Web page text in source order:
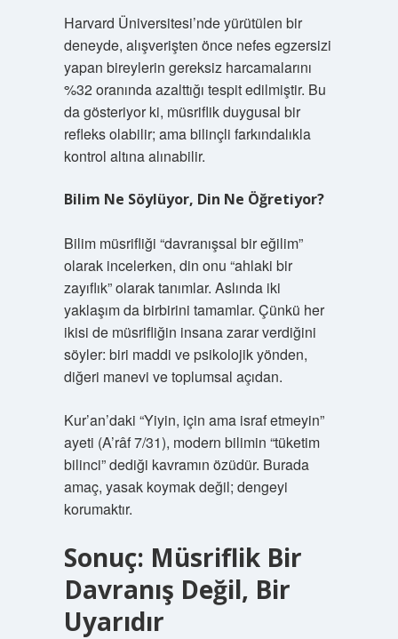
Harvard Üniversitesi’nde yürütülen bir
deneyde, alışverişten önce nefes egzersizi
yapan bireylerin gereksiz harcamalarını
%32 oranında azalttığı tespit edilmiştir. Bu
da gösteriyor ki, müsriflik duygusal bir
refleks olabilir; ama bilinçli farkındalıkla
kontrol altına alınabilir.
Bilim Ne Söylüyor, Din Ne Öğretiyor?
Bilim müsrifliği “davranışsal bir eğilim”
olarak incelerken, din onu “ahlaki bir
zayıflık” olarak tanımlar. Aslında iki
yaklaşım da birbirini tamamlar. Çünkü her
ikisi de müsrifliğin insana zarar verdiğini
söyler: biri maddi ve psikolojik yönden,
diğeri manevi ve toplumsal açıdan.
Kur’an’daki “Yiyin, için ama israf etmeyin”
ayeti (A’râf 7/31), modern bilimin “tüketim
bilinci” dediği kavramın özüdür. Burada
amaç, yasak koymak değil; dengeyi
korumaktır.
Sonuç: Müsriflik Bir
Davranış Değil, Bir
Uyarıdır